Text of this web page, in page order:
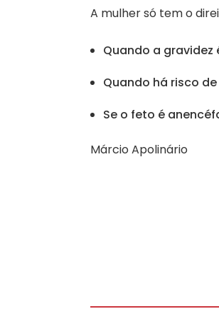
A mulher só tem o
Quando a
Quando há risco
Se o feto é
Márcio Apolinário